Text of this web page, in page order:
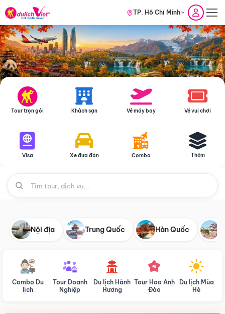
TP. Hồ Chí Minh
Tour trọn gói Khách sạn Vé máy bay Vé vui chơi
Visa Xe đưa đón Combo Thêm
Nội địa Trung Quốc Hàn Quốc
Combo Du
lịch
Tour Doanh
Nghiệp
Du lịch Hành
Hương
Tour Hoa Anh
Đào
Du lịch Mùa
Hè